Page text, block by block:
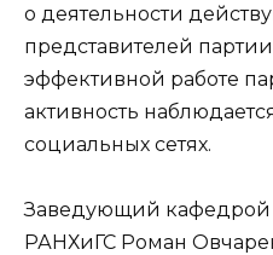
о деятельности
представителей
эффективной работе
активность
социальных сетях.
Заведующий
РАНХиГС Роман